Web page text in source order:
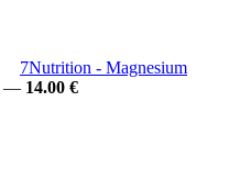
7Nutrition - Magnesium
— 14.00 €